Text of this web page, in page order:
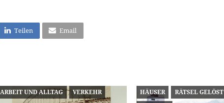
Teilen Email
ARBEIT UND ALLTAG VERKEHR HÄUSER RÄTSEL GELÖST